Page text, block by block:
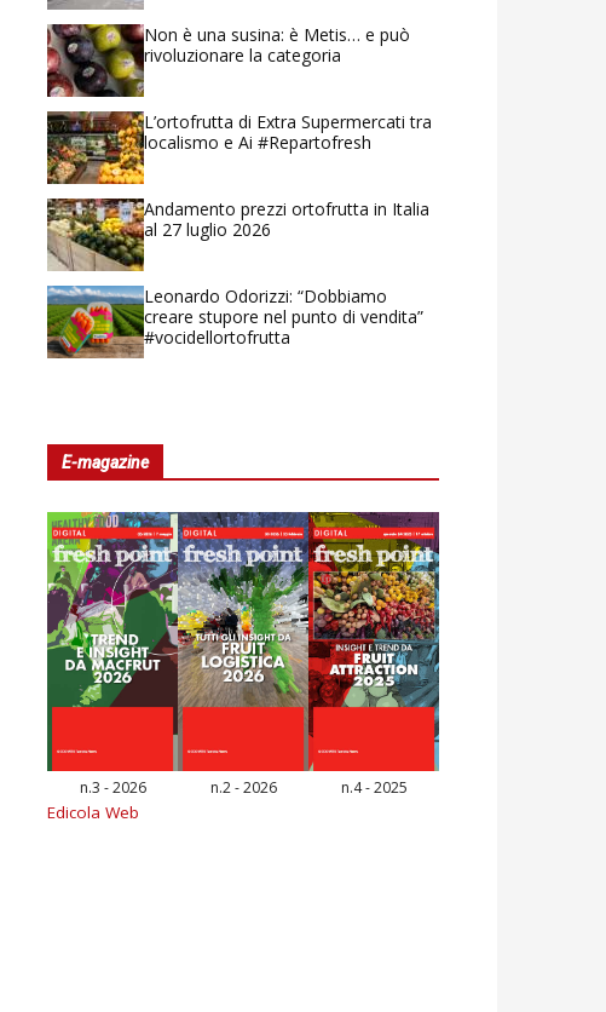
Non è una susina: è Metis… e può
rivoluzionare la categoria
L’ortofrutta di Extra Supermercati tra
localismo e Ai #Repartofresh
Andamento prezzi ortofrutta in Italia
al 27 luglio 2026
Leonardo Odorizzi: “Dobbiamo
creare stupore nel punto di vendita”
#vocidellortofrutta
E-magazine
n.3 - 2026 n.2 - 2026 n.4 - 2025
Edicola Web